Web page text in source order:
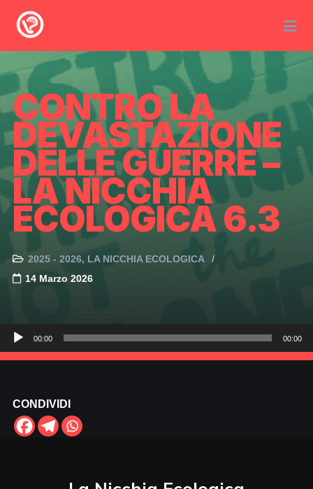
CONTRO LA
DEVASTAZIONE
DELLE GUERRE –
LA NICCHIA
ECOLOGICA 6.3
2025 - 2026 LA NICCHIA ECOLOGICA
14 Marzo 2026
Audio
Player
00:00 00:00
CONDIVIDI